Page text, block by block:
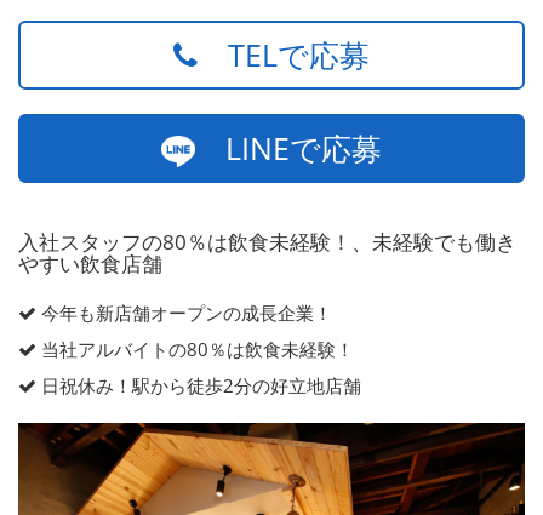
TELで応募
LINEで応募
入社スタッフの80％は飲食未経験！、未経験でも働き
やすい飲食店舗
今年も新店舗オープンの成長企業！
当社アルバイトの80％は飲食未経験！
日祝休み！駅から徒歩2分の好立地店舗